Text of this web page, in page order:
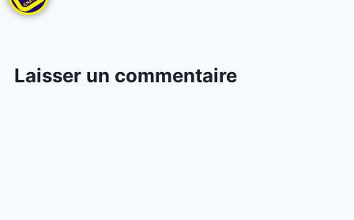
Laisser un commentaire